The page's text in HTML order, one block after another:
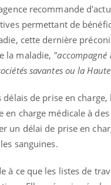
recommande
permettant de
cette dernière
la maladie, "accompagné
savantes ou la
délais de prise en
charge médicale à
un délai de prise en
sanguines.
à ce que les listes de
pour
ou
la rend
Youtube
Insuline &
osait en
En 2026,
patients comme